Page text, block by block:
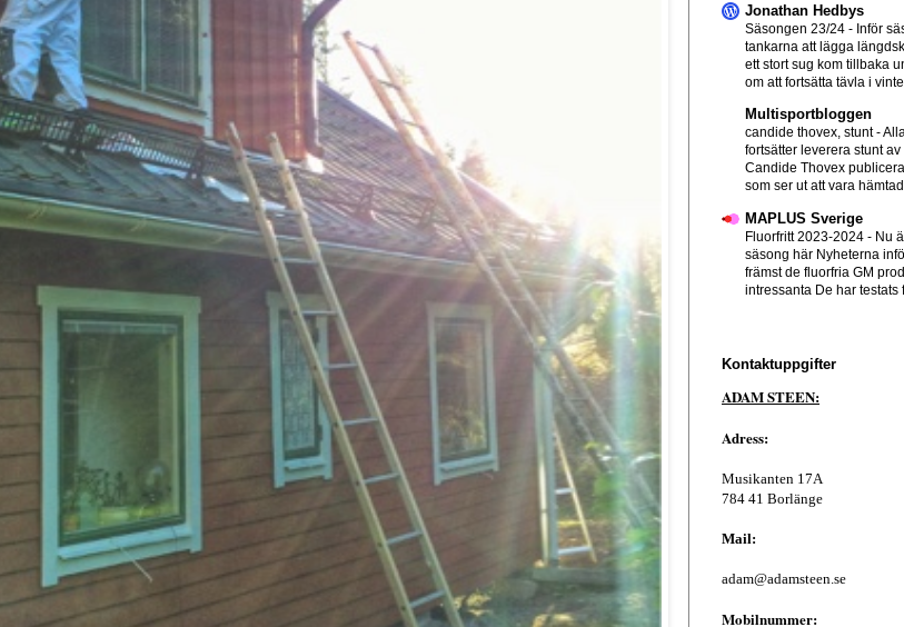
Jonathan Hedbys
Säsongen 23/24 - Inför
tankarna att lägga
ett stort sug kom tillbaka
om att fortsätta tävla i
Multisportbloggen
candide thovex, stunt-
fortsätter leverera stunt
Candide Thovex
som ser ut att vara
MAPLUS Sverige
Fluorfritt 2023-2024 - Nu
säsong här Nyheterna
främst de fluorfria GM
intressanta De har testats
Kontaktuppgifter
ADAM STEEN:
Adress:
Musikanten 17A
784 41 Borlänge
Mail:
adam@adamsteen.se
Mobilnummer: